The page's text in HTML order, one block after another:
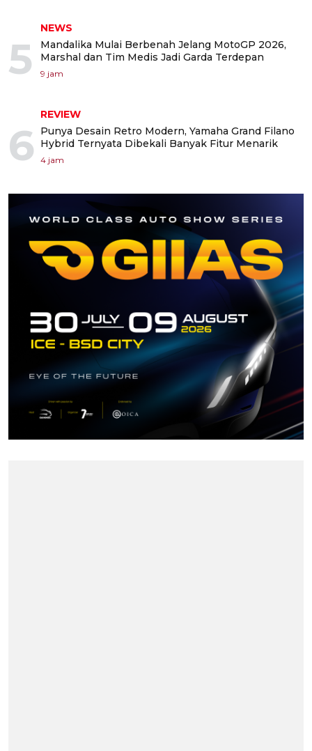
5
NEWS
Mandalika Mulai Berbenah Jelang MotoGP 2026,
Marshal dan Tim Medis Jadi Garda Terdepan
9 jam
6
REVIEW
Punya Desain Retro Modern, Yamaha Grand Filano
Hybrid Ternyata Dibekali Banyak Fitur Menarik
4 jam